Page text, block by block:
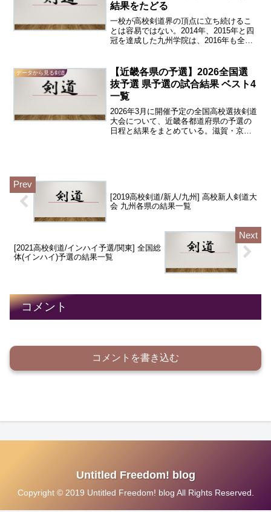
結果をたどる
一校が高校剣道界の頂点に立ち続けるこ
とは容易ではない。2014年、2015年と四
冠を達成した九州学院は、2016年も全国
た。本ページでは、星子啓太選手・梶谷
彪雅選手を中心...
データから見る剣道
【近畿各県の予選】2026全国選
抜予選 県予選の試合結果 ベスト4
一覧
2026年3月に開催予定の全国高校選抜剣道
大会について、近畿各都道府県の予選の
日程と結果をまとめている。滋賀・京
[2019高校剣道/新人/九州] 高校新人剣道大
会 九州各県の結果一覧
[2021高校剣道/インハイ予選/関東] 全国総
体(インハイ)予選の結果一覧
コメント
コメントを書き込む
Untitled Freedom! blog
Copyright © 2019 Untitled Freedom! blog All Rights Reserved.